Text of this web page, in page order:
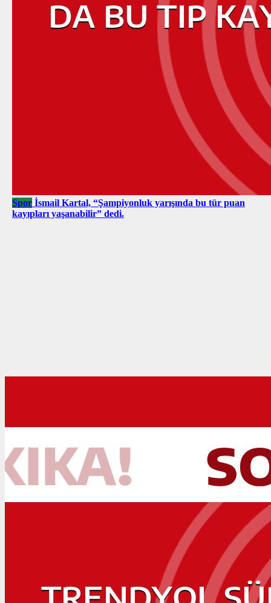
Spor İsmail Kartal, “Şampiyonluk yarışında bu tür puan
kayıpları yaşanabilir” dedi.